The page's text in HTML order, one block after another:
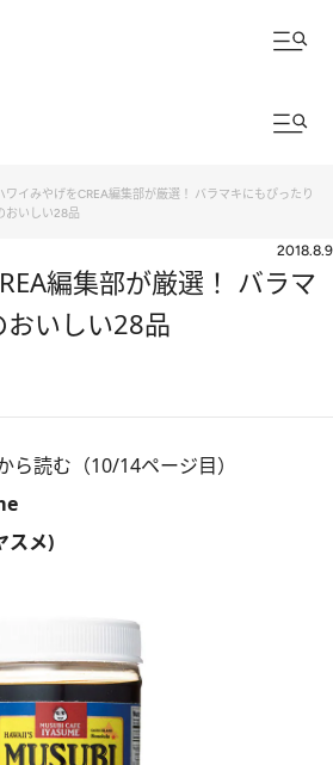
ワイみやげをCREA編集部が厳選！ バラマキにもぴったり
おいしい28品
2018.8.9
編集部が厳選！ バラマ
いしい28品
ら読む（10/14ページ目）
スメ)